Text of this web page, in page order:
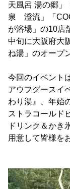
天風呂 湯の郷」
泉 澄流」「
が浴場」の10店
中旬に大阪府大
ね湯」のオープ
今回のイベント
アウフグースイ
わり湯』、年始
ストラコールド
ドリンク＆かき
用意して皆様を